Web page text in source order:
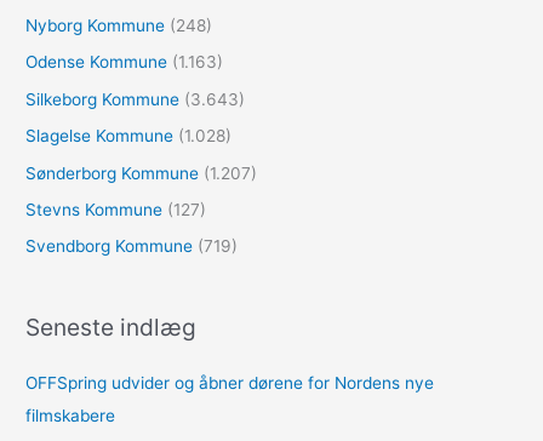
Nyborg Kommune (248)
Odense Kommune (1.163)
Silkeborg Kommune (3.643)
Slagelse Kommune (1.028)
Sønderborg Kommune (1.207)
Stevns Kommune (127)
Svendborg Kommune (719)
Seneste indlæg
OFFSpring udvider og åbner dørene for Nordens nye
filmskabere